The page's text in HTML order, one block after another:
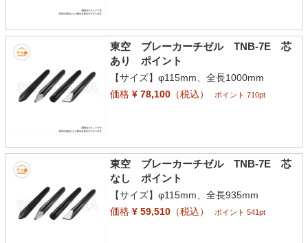
東空 ブレーカーチゼル TNB-7E 芯
あり ポイント
【サイズ】φ115mm、全長1000mm
価格¥ 78,100（税込） ポイント 710pt
東空 ブレーカーチゼル TNB-7E 芯
なし ポイント
【サイズ】φ115mm、全長935mm
価格¥ 59,510（税込） ポイント 541pt